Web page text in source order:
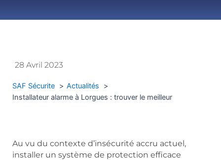
28 Avril 2023
SAF Sécurite
Actualités
Installateur alarme à Lorgues : trouver le meilleur
Au vu du contexte d’insécurité accru actuel,
installer un système de protection efficace